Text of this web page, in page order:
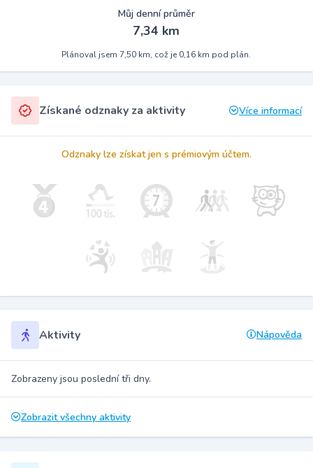
Můj denní průměr
7,34 km
Plánoval jsem 7,50 km, což je 0,16 km pod plán.
Získané odznaky za aktivity Více informací
Odznaky lze získat jen s prémiovým účtem.
Aktivity Nápověda
Zobrazeny jsou poslední tři dny.
Zobrazit všechny aktivity